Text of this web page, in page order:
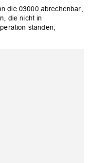
die 03000 abrechenbar,
die nicht in
standen;